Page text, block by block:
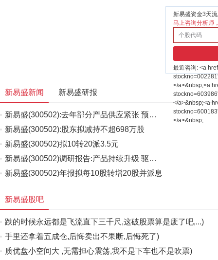
新易盛资金3天
马上咨询分析师
最近咨询: <a
</a>&nbsp;<a
</a>&nbsp;<a
</a>&nbsp;
新易盛新闻 新易盛研报
新易盛(300502):去年部分产品供应紧张 预…
新易盛(300502):股东拟减持不超698万股
新易盛(300502)拟10转20派3.5元
新易盛(300502)调研报告:产品持续升级 驱…
新易盛(300502)年报拟每10股转增20股并派息
新易盛股吧
跌的时候永远都是飞流直下三千尺,这破股票算是废了吧,...)
手里还拿着五成仓,后悔卖出不果断,后悔死了)
质优盘小空间大 ,无需担心震荡,我不是下车也不是吹票)